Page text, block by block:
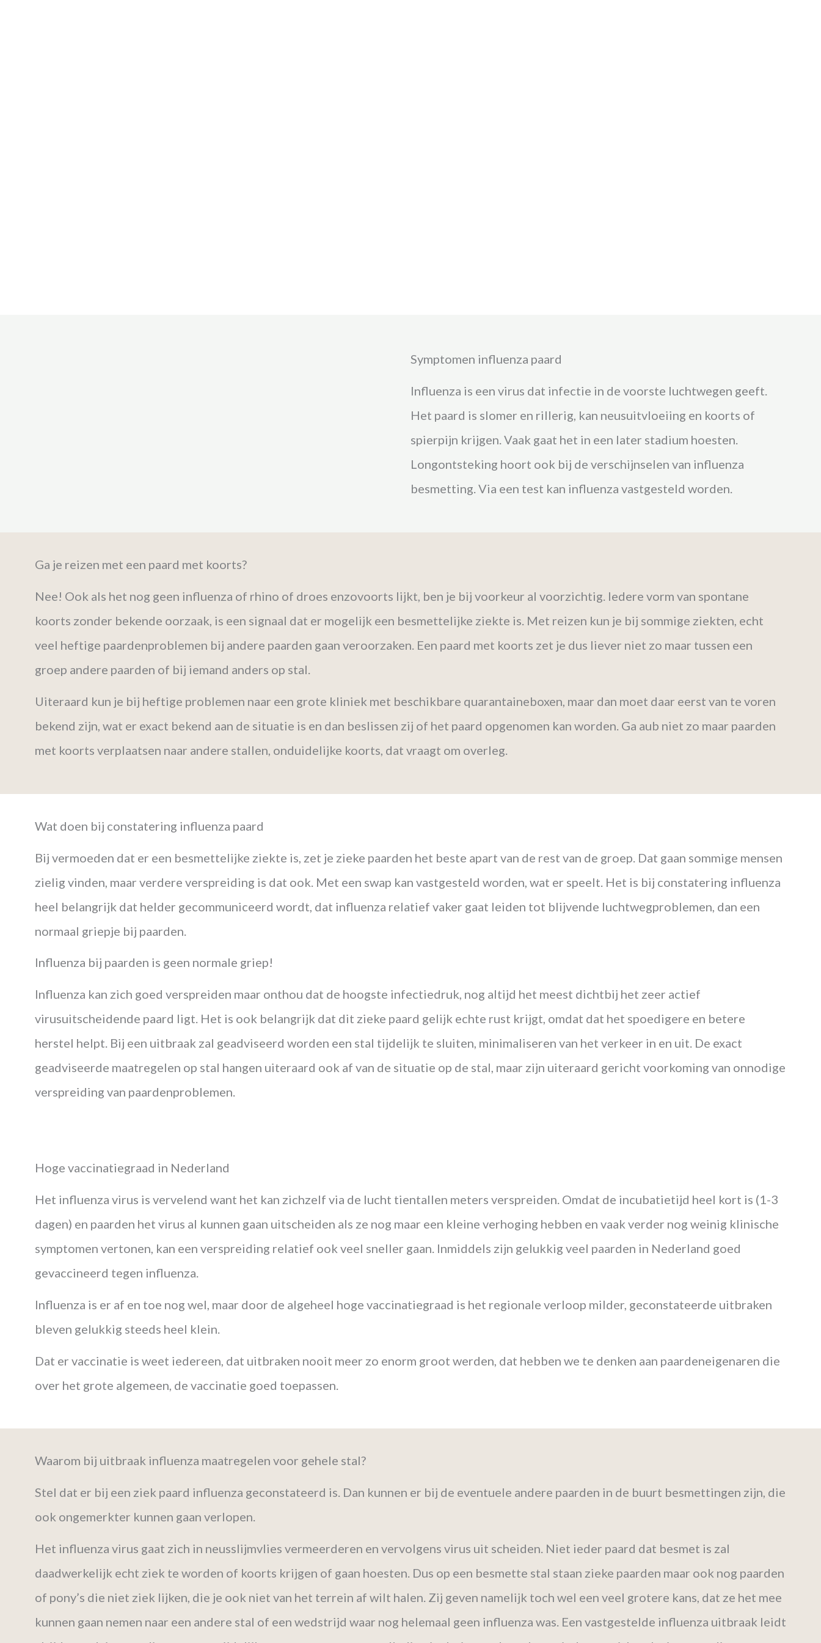
Symptomen influenza paard
Influenza is een virus dat infectie in de voorste luchtwegen geeft.
Het paard is slomer en rillerig, kan neusuitvloeiing en koorts of
spierpijn krijgen. Vaak gaat het in een later stadium hoesten.
Longontsteking hoort ook bij de verschijnselen van influenza
besmetting. Via een test kan influenza vastgesteld worden.
Ga je reizen met een paard met koorts?
Nee! Ook als het nog geen influenza of rhino of droes enzovoorts lijkt, ben je bij voorkeur al voorzichtig. Iedere vorm van spontane
koorts zonder bekende oorzaak, is een signaal dat er mogelijk een besmettelijke ziekte is. Met reizen kun je bij sommige ziekten, echt
veel heftige paardenproblemen bij andere paarden gaan veroorzaken. Een paard met koorts zet je dus liever niet zo maar tussen een
groep andere paarden of bij iemand anders op stal.
Uiteraard kun je bij heftige problemen naar een grote kliniek met beschikbare quarantaineboxen, maar dan moet daar eerst van te voren
bekend zijn, wat er exact bekend aan de situatie is en dan beslissen zij of het paard opgenomen kan worden. Ga aub niet zo maar paarden
met koorts verplaatsen naar andere stallen, onduidelijke koorts, dat vraagt om overleg.
Wat doen bij constatering influenza paard
Bij vermoeden dat er een besmettelijke ziekte is, zet je zieke paarden het beste apart van de rest van de groep. Dat gaan sommige mensen
zielig vinden, maar verdere verspreiding is dat ook. Met een swap kan vastgesteld worden, wat er speelt. Het is bij constatering influenza
heel belangrijk dat helder gecommuniceerd wordt, dat influenza relatief vaker gaat leiden tot blijvende luchtwegproblemen, dan een
normaal griepje bij paarden.
Influenza bij paarden is geen normale griep!
Influenza kan zich goed verspreiden maar onthou dat de hoogste infectiedruk, nog altijd het meest dichtbij het zeer actief
virusuitscheidende paard ligt. Het is ook belangrijk dat dit zieke paard gelijk echte rust krijgt, omdat dat het spoedigere en betere
herstel helpt. Bij een uitbraak zal geadviseerd worden een stal tijdelijk te sluiten, minimaliseren van het verkeer in en uit. De exact
geadviseerde maatregelen op stal hangen uiteraard ook af van de situatie op de stal, maar zijn uiteraard gericht voorkoming van onnodige
verspreiding van paardenproblemen.
Hoge vaccinatiegraad in Nederland
Het influenza virus is vervelend want het kan zichzelf via de lucht tientallen meters verspreiden. Omdat de incubatietijd heel kort is (1-3
dagen) en paarden het virus al kunnen gaan uitscheiden als ze nog maar een kleine verhoging hebben en vaak verder nog weinig klinische
symptomen vertonen, kan een verspreiding relatief ook veel sneller gaan. Inmiddels zijn gelukkig veel paarden in Nederland goed
gevaccineerd tegen influenza.
Influenza is er af en toe nog wel, maar door de algeheel hoge vaccinatiegraad is het regionale verloop milder, geconstateerde uitbraken
bleven gelukkig steeds heel klein.
Dat er vaccinatie is weet iedereen, dat uitbraken nooit meer zo enorm groot werden, dat hebben we te denken aan paardeneigenaren die
over het grote algemeen, de vaccinatie goed toepassen.
Waarom bij uitbraak influenza maatregelen voor gehele stal?
Stel dat er bij een ziek paard influenza geconstateerd is. Dan kunnen er bij de eventuele andere paarden in de buurt besmettingen zijn, die
ook ongemerkter kunnen gaan verlopen.
Het influenza virus gaat zich in neusslijmvlies vermeerderen en vervolgens virus uit scheiden. Niet ieder paard dat besmet is zal
daadwerkelijk echt ziek te worden of koorts krijgen of gaan hoesten. Dus op een besmette stal staan zieke paarden maar ook nog paarden
of pony’s die niet ziek lijken, die je ook niet van het terrein af wilt halen. Zij geven namelijk toch wel een veel grotere kans, dat ze het mee
kunnen gaan nemen naar een andere stal of een wedstrijd waar nog helemaal geen influenza was. Een vastgestelde influenza uitbraak leidt